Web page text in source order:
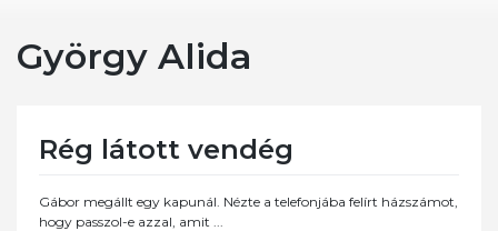
György Alida
Rég látott vendég
Gábor megállt egy kapunál. Nézte a telefonjába felírt házszámot,
hogy passzol-e azzal, amit ...